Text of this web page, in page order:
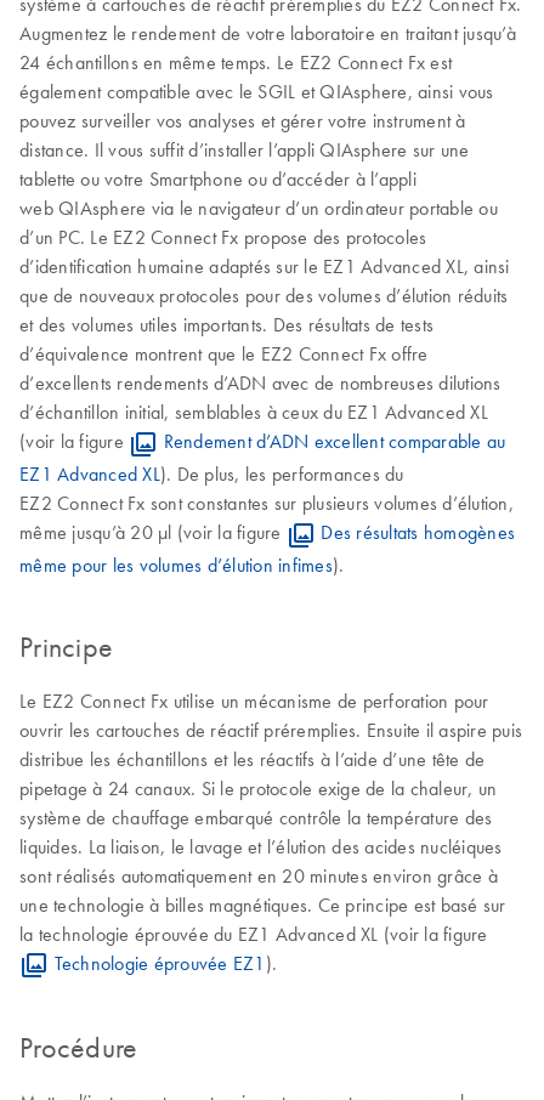
Augmentez le rendement de votre laboratoire en traitant jusqu’à
24 échantillons en même temps. Le EZ2 Connect Fx est
également compatible avec le SGIL et QIAsphere, ainsi vous
pouvez surveiller vos analyses et gérer votre instrument à
distance. Il vous suffit d’installer l’appli QIAsphere sur une
tablette ou votre Smartphone ou d’accéder à l’appli
web QIAsphere via le navigateur d’un ordinateur portable ou
d’un PC. Le EZ2 Connect Fx propose des protocoles
d’identification humaine adaptés sur le EZ1 Advanced XL, ainsi
que de nouveaux protocoles pour des volumes d’élution réduits
et des volumes utiles importants. Des résultats de tests
d’équivalence montrent que le EZ2 Connect Fx offre
d’excellents rendements d’ADN avec de nombreuses dilutions
d’échantillon initial, semblables à ceux du EZ1 Advanced XL
(voir la figure
Rendement d’ADN excellent comparable au
EZ1 Advanced XL ). De plus, les performances du
EZ2 Connect Fx sont constantes sur plusieurs volumes d’élution,
même jusqu’à 20 µl (voir la figure
Des résultats homogènes
même pour les volumes d’élution infimes).
Principe
Le EZ2 Connect Fx utilise un mécanisme de perforation pour
ouvrir les cartouches de réactif préremplies. Ensuite il aspire puis
distribue les échantillons et les réactifs à l’aide d’une tête de
pipetage à 24 canaux. Si le protocole exige de la chaleur, un
système de chauffage embarqué contrôle la température des
liquides. La liaison, le lavage et l’élution des acides nucléiques
sont réalisés automatiquement en 20 minutes environ grâce à
une technologie à billes magnétiques. Ce principe est basé sur
la technologie éprouvée du EZ1 Advanced XL (voir la figure
Technologie éprouvée EZ1 ).
Procédure